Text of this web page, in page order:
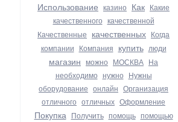
Использование казино Как Какие
качественного качественной
Качественные качественных Когда
компании Компания купить люди
магазин можно МОСКВА На
необходимо нужно Нужны
оборудование онлайн Организация
отличного отличных Оформление
Покупка Получить помощь помощью